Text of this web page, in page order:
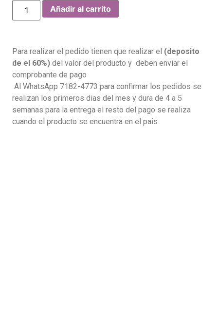
Añadir al carrito
Para realizar el pedido tienen que realizar el (deposito
de el 60%) del valor del producto y deben enviar el
comprobante de pago
Al WhatsApp 7182-4773 para confirmar los pedidos se
realizan los primeros dias del mes y dura de 4 a 5
semanas para la entrega el resto del pago se realiza
cuando el producto se encuentra en el pais